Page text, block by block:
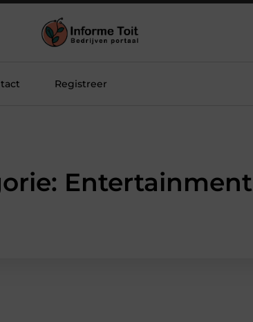
Registreer
Entertainment